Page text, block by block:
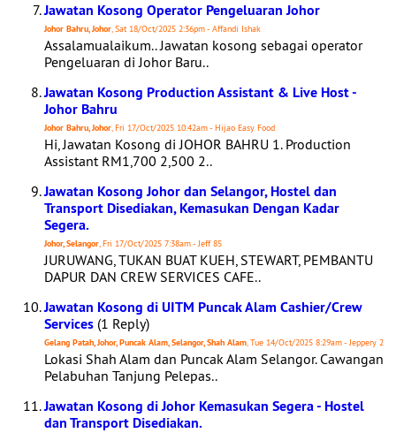
Jawatan Kosong Operator Pengeluaran Johor
Johor Bahru, Johor, Sat 18/Oct/2025 2:36pm - Affandi Ishak
Assalamualaikum.. Jawatan kosong sebagai operator
Pengeluaran di Johor Baru..
Jawatan Kosong Production Assistant & Live Host -
Johor Bahru
Johor Bahru, Johor, Fri 17/Oct/2025 10:42am - Hijao Easy Food
Hi, Jawatan Kosong di JOHOR BAHRU 1. Production
Assistant RM1,700 2,500 2..
Jawatan Kosong Johor dan Selangor, Hostel dan
Transport Disediakan, Kemasukan Dengan Kadar
Segera.
Johor, Selangor, Fri 17/Oct/2025 7:38am - Jeff 85
JURUWANG, TUKAN BUAT KUEH, STEWART, PEMBANTU
DAPUR DAN CREW SERVICES CAFE..
Jawatan Kosong di UITM Puncak Alam Cashier/Crew
Services (1 Reply)
Gelang Patah, Johor, Puncak Alam, Selangor, Shah Alam, Tue 14/Oct/2025 8:29am - Jeppery 2
Lokasi Shah Alam dan Puncak Alam Selangor. Cawangan
Pelabuhan Tanjung Pelepas..
Jawatan Kosong di Johor Kemasukan Segera - Hostel
dan Transport Disediakan.